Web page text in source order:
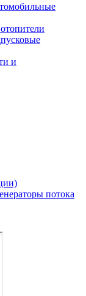
и
потока